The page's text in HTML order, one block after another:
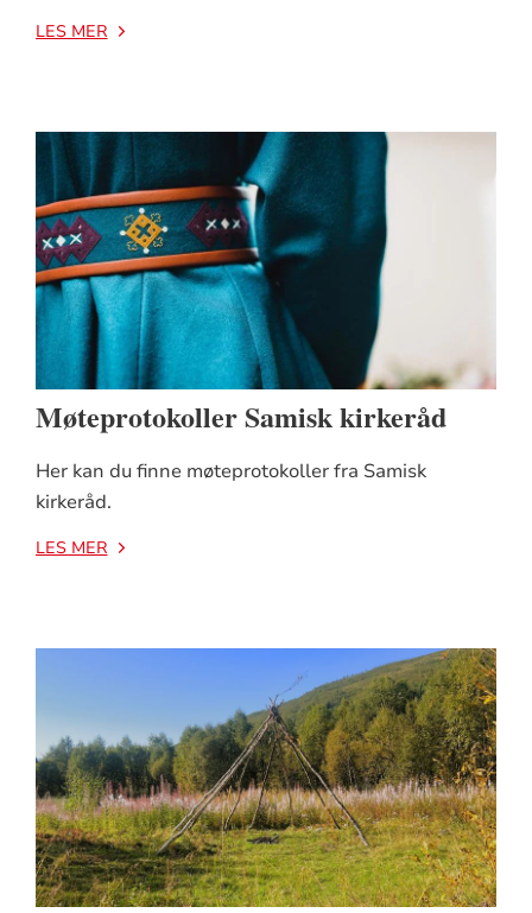
LES MER
Møteprotokoller Samisk kirkeråd
Her kan du finne møteprotokoller fra Samisk
kirkeråd.
LES MER